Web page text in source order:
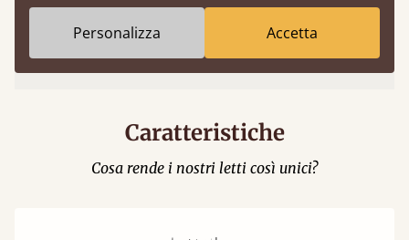
Facile da avviare cliccando sull’icona AR (in
alto) nelle opzioni del modello 3D.
Caratteristiche
Cosa rende i nostri letti così unici?
Personalizza Accetta